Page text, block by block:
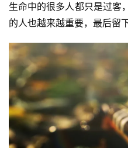
资
讯
生命中的很多人都只是过客
的人也越来越重要，最后留